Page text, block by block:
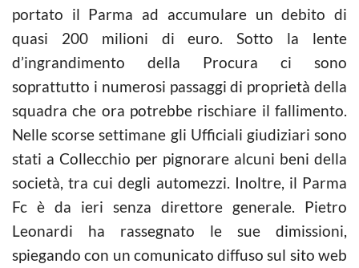
portato il Parma ad accumulare un debito di
quasi 200 milioni di euro. Sotto la lente
d’ingrandimento della Procura ci sono
soprattutto i numerosi passaggi di proprietà della
squadra che ora potrebbe rischiare il fallimento.
Nelle scorse settimane gli Ufficiali giudiziari sono
stati a Collecchio per pignorare alcuni beni della
società, tra cui degli automezzi. Inoltre, il Parma
Fc è da ieri senza direttore generale. Pietro
Leonardi ha rassegnato le sue dimissioni,
spiegando con un comunicato diffuso sul sito web